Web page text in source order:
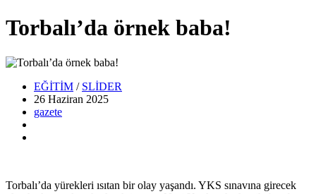
Torbalı’da örnek baba!
EĞİTİM / SLİDER
26 Haziran 2025
gazete
Torbalı’da yürekleri ısıtan bir olay yaşandı. YKS sınavına girecek